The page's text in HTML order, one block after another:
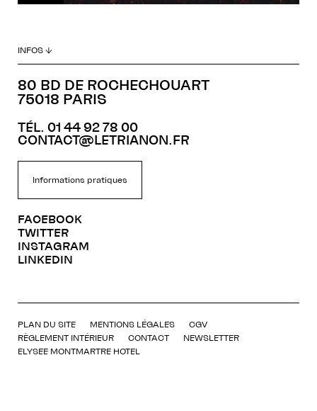
INFOS ↓
80 BD DE ROCHECHOUART
75018 PARIS
TÉL. 01 44 92 78 00
CONTACT@LETRIANON.FR
Informations pratiques
FACEBOOK
TWITTER
INSTAGRAM
LINKEDIN
PLAN DU SITE MENTIONS LÉGALES
CGV
RÈGLEMENT INTÉRIEUR
CONTACT
NEWSLETTER
ELYSEE MONTMARTRE HOTEL